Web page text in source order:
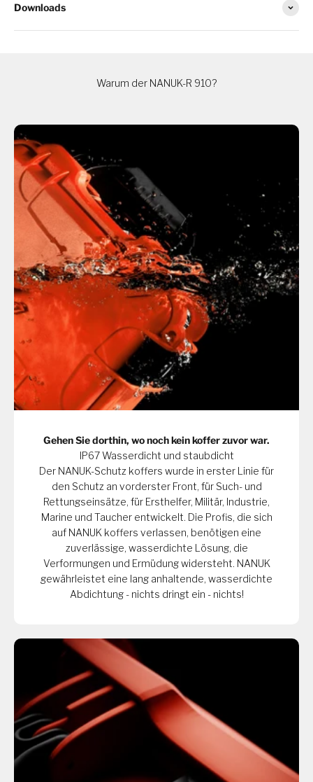
Downloads
Warum der NANUK-R 910?
Gehen Sie dorthin, wo noch kein koffer zuvor war.
IP67 Wasserdicht und staubdicht
Der NANUK-Schutz koffers wurde in erster Linie für
den Schutz an vorderster Front, für Such- und
Rettungseinsätze, für Ersthelfer, Militär, Industrie,
Marine und Taucher entwickelt. Die Profis, die sich
auf NANUK koffers verlassen, benötigen eine
zuverlässige, wasserdichte Lösung, die
Verformungen und Ermüdung widersteht. NANUK
gewährleistet eine lang anhaltende, wasserdichte
Abdichtung - nichts dringt ein - nichts!